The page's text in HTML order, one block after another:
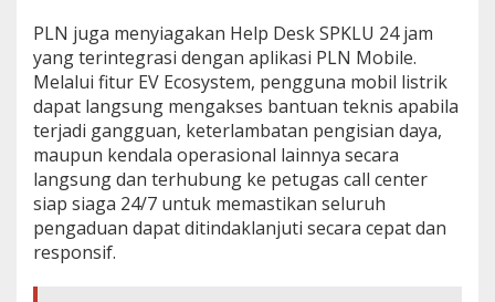
PLN juga menyiagakan Help Desk SPKLU 24 jam
yang terintegrasi dengan aplikasi PLN Mobile.
Melalui fitur EV Ecosystem, pengguna mobil listrik
dapat langsung mengakses bantuan teknis apabila
terjadi gangguan, keterlambatan pengisian daya,
maupun kendala operasional lainnya secara
langsung dan terhubung ke petugas call center
siap siaga 24/7 untuk memastikan seluruh
pengaduan dapat ditindaklanjuti secara cepat dan
responsif.